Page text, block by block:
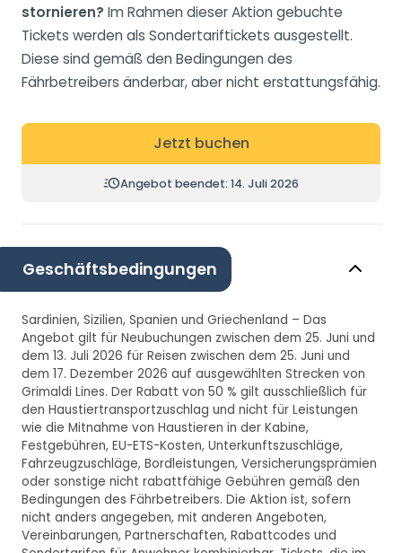
stornieren? Im Rahmen dieser Aktion gebuchte
Tickets werden als Sondertariftickets ausgestellt.
Diese sind gemäß den Bedingungen des
Fährbetreibers änderbar, aber nicht erstattungsfähig.
Jetzt buchen
Angebot beendet: 14. Juli 2026
Geschäftsbedingungen
Sardinien, Sizilien, Spanien und Griechenland – Das
Angebot gilt für Neubuchungen zwischen dem 25. Juni und
dem 13. Juli 2026 für Reisen zwischen dem 25. Juni und
dem 17. Dezember 2026 auf ausgewählten Strecken von
Grimaldi Lines. Der Rabatt von 50 % gilt ausschließlich für
den Haustiertransportzuschlag und nicht für Leistungen
wie die Mitnahme von Haustieren in der Kabine,
Festgebühren, EU-ETS-Kosten, Unterkunftszuschläge,
Fahrzeugzuschläge, Bordleistungen, Versicherungsprämien
oder sonstige nicht rabattfähige Gebühren gemäß den
Bedingungen des Fährbetreibers. Die Aktion ist, sofern
nicht anders angegeben, mit anderen Angeboten,
Vereinbarungen, Partnerschaften, Rabattcodes und